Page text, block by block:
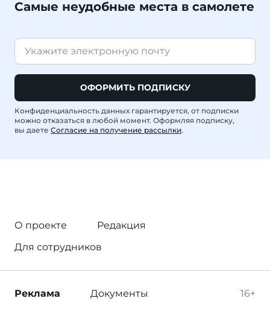
Самые неудобные места в самолете
ОФОРМИТЬ ПОДПИСКУ
Конфиденциальность данных гарантируется, от подписки
можно отказаться в любой момент. Оформляя подписку,
вы даете Согласие на получение рассылки.
О проекте
Редакция
Для сотрудников
16+
Реклама Документы